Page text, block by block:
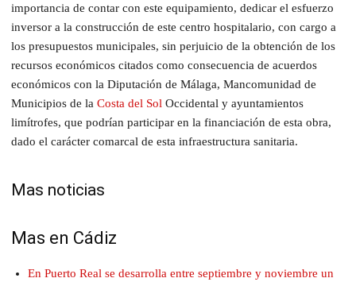
importancia de contar con este equipamiento, dedicar el esfuerzo
inversor a la construcción de este centro hospitalario, con cargo a
los presupuestos municipales, sin perjuicio de la obtención de los
recursos económicos citados como consecuencia de acuerdos
económicos con la Diputación de Málaga, Mancomunidad de
Municipios de la Costa del Sol Occidental y ayuntamientos
limítrofes, que podrían participar en la financiación de esta obra,
dado el carácter comarcal de esta infraestructura sanitaria.
Mas noticias
Mas en Cádiz
En Puerto Real se desarrolla entre septiembre y noviembre un